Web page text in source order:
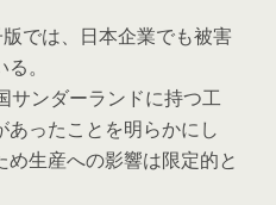
では、日本企業でも被害
。
サンダーランドに持つ工
ったことを明らかにし
生産への影響は限定的と